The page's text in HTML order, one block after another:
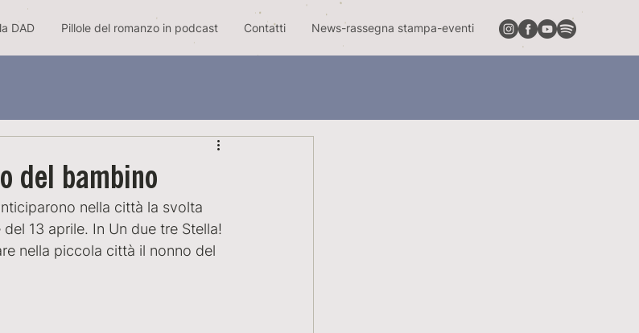
DAD Pillole del romanzo in podcast Contatti News-rassegna stampa-eventi
del bambino
nella città la svolta
13 aprile. In Un due tre Stella!
nella piccola città il nonno del